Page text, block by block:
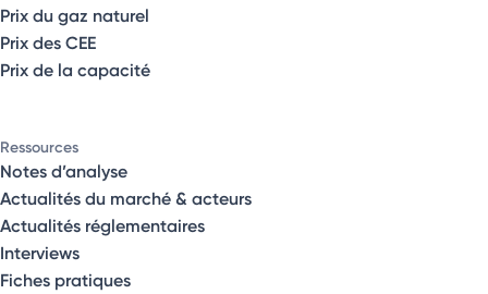
Prix du gaz naturel
Prix des CEE
Prix de la capacité
Ressources
Notes d’analyse
Actualités du marché & acteurs
Actualités réglementaires
Interviews
Fiches pratiques